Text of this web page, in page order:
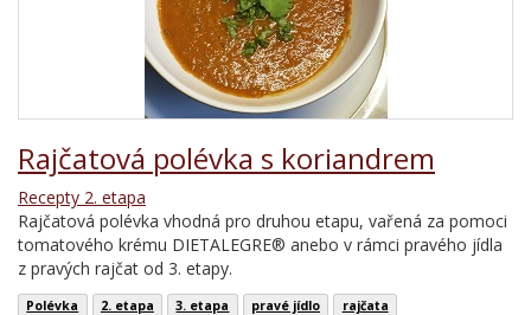
Rajčatová polévka s koriandrem
Recepty 2. etapa
Rajčatová polévka vhodná pro druhou etapu, vařená za pomoci
tomatového krému DIETALEGRE® anebo v rámci pravého jídla
z pravých rajčat od 3. etapy.
Polévka 2. etapa 3. etapa pravé jídlo
rajčata